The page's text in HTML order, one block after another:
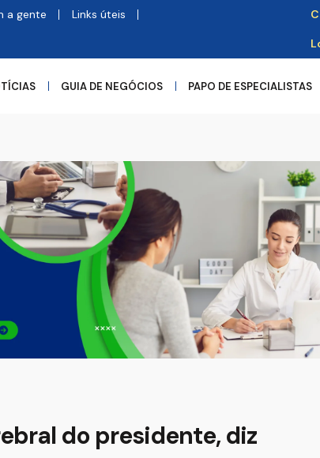
a gente Links úteis
GUIA DE NEGÓCIOS PAPO DE ESPECIALISTAS
do presidente, diz